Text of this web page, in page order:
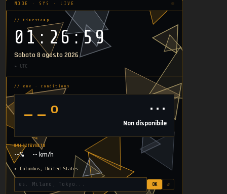
NODE · SYS · LIVE
// timestamp
01:26:59
Sabato 8 agosto 2026
▸ UTC
// env · conditions
--° ⋯
Non disponibile
UMIDITÀ
--%
VENTO
-- km/h
▸ Columbus, United States
OK ↺